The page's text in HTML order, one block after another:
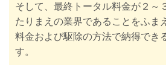
そして、最終トータル料金が２～
たりまえの業界であることをふま
料金および駆除の方法で納得でき
す。